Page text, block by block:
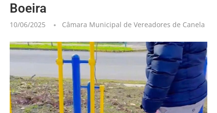
Boeira
10/06/2025 Câmara Municipal de Vereadores de Canela